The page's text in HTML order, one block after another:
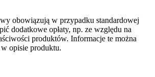
obowiązują w przypadku standardowej
dodatkowe opłaty, np. ze względu na
produktów. Informacje te można
opisie produktu.